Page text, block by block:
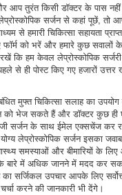
आप तुरंत किसी डॉक्टर के पास
सर्जन से कहां पूछें,
से हमारी चिकित्सा सहायता
को भरें और हमारे कुछ सवालों
कि हम केवल लेप्रोस्कोपिक
से ही पोस्ट किए गए हजारों
मुफ्त चिकित्सा सलाह का
को भेज सकते हैं और डॉक्टर कुछ ही
सर्जन के साथ ईमेल एक्सचेंज कर
लेप्रोस्कोपिक सर्जन इसका
समस्याओं और बीमारियों के
के बारे में अधिक जानने में मदद कर
सर्जिकल उपचार आपके लिए
करने की जानकारी भी देंगे।